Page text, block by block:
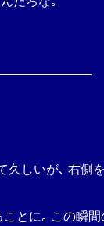
久しいが､ 右側
とに｡ この瞬